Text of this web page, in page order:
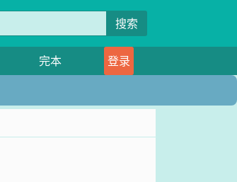
搜索
完本
登录